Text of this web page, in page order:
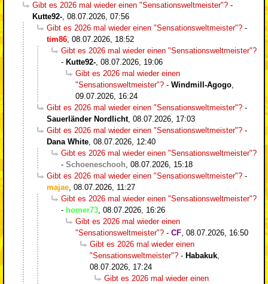
Gibt es 2026 mal wieder einen "Sensationsweltmeister"? -
Kutte92- 08.07.2026, 07:56
Gibt es 2026 mal wieder einen "Sensationsweltmeister"? -
tim86 08.07.2026, 18:52
Gibt es 2026 mal wieder einen "Sensationsweltmeister"?
- Kutte92- 08.07.2026, 19:06
Gibt es 2026 mal wieder einen
"Sensationsweltmeister"? - Windmill-Agogo
09.07.2026, 16:24
Gibt es 2026 mal wieder einen "Sensationsweltmeister"? -
Sauerländer Nordlicht, 08.07.2026, 17:03
Gibt es 2026 mal wieder einen "Sensationsweltmeister"? -
Dana White 08.07.2026, 12:40
Gibt es 2026 mal wieder einen "Sensationsweltmeister"?
- Schoeneschooh 08.07.2026, 15:18
Gibt es 2026 mal wieder einen "Sensationsweltmeister"? -
majae 08.07.2026, 11:27
Gibt es 2026 mal wieder einen "Sensationsweltmeister"?
- homer73 08.07.2026, 16:26
Gibt es 2026 mal wieder einen
"Sensationsweltmeister"? - CF 08.07.2026, 16:50
Gibt es 2026 mal wieder einen
"Sensationsweltmeister"? - Habakuk
08.07.2026, 17:24
Gibt es 2026 mal wieder einen